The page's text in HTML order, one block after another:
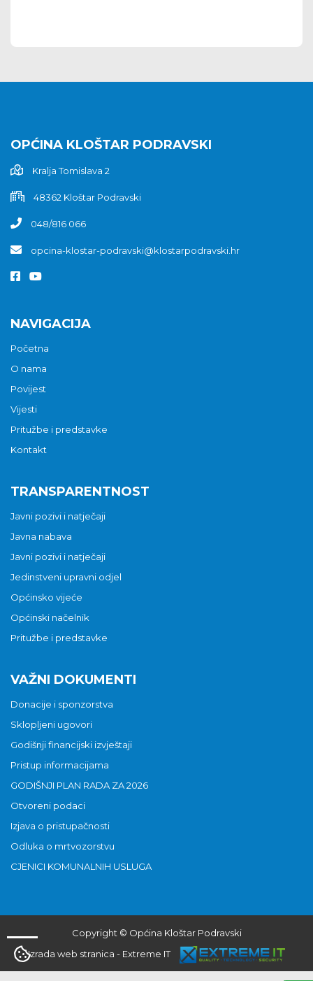
OPĆINA KLOŠTAR PODRAVSKI
Kralja Tomislava 2
48362 Kloštar Podravski
048/816 066
opcina-klostar-podravski@klostarpodravski.hr
NAVIGACIJA
Početna
O nama
Povijest
Vijesti
Pritužbe i predstavke
Kontakt
TRANSPARENTNOST
Javni pozivi i natječaji
Javna nabava
Javni pozivi i natječaji
Jedinstveni upravni odjel
Općinsko vijeće
Općinski načelnik
Pritužbe i predstavke
VAŽNI DOKUMENTI
Donacije i sponzorstva
Sklopljeni ugovori
Godišnji financijski izvještaji
Pristup informacijama
GODIŠNJI PLAN RADA ZA 2026
Otvoreni podaci
Izjava o pristupačnosti
Odluka o mrtvozorstvu
CJENICI KOMUNALNIH USLUGA
Copyright © Općina Kloštar Podravski
Izrada web stranica - Extreme IT